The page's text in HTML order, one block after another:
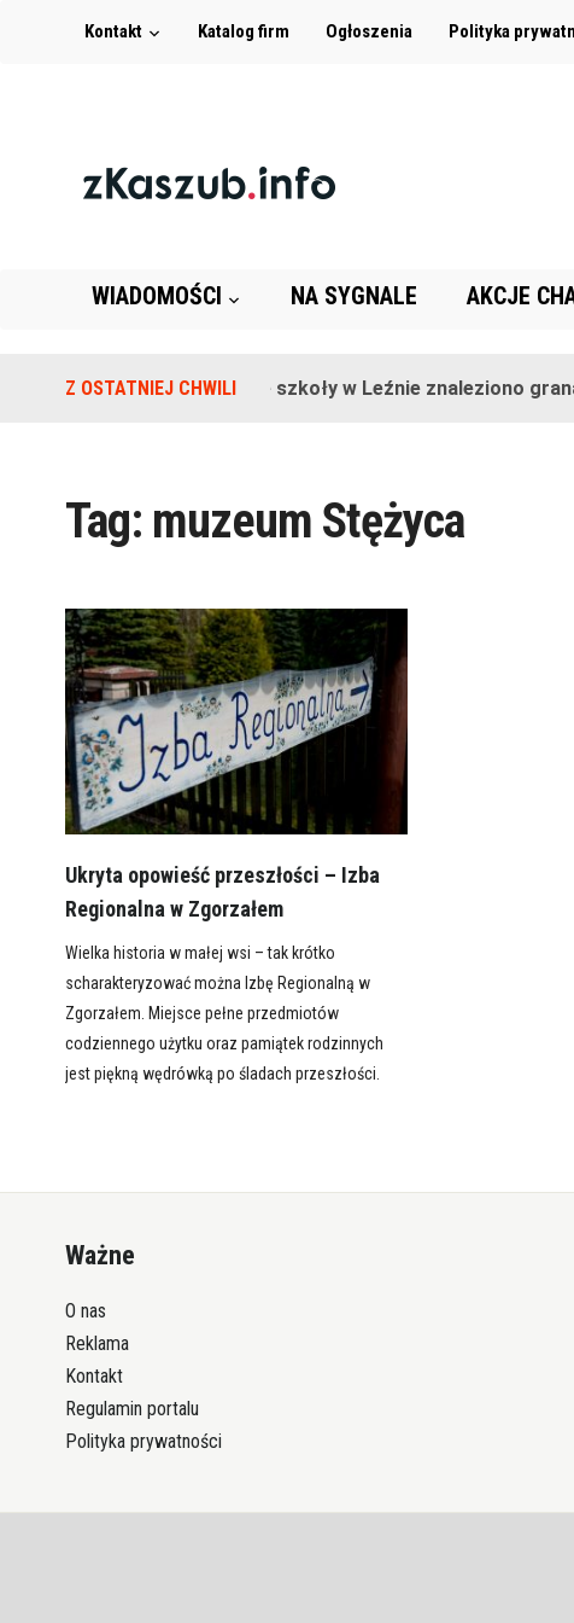
Kontakt Katalog firm Ogłoszenia Polityka
WIADOMOŚCI NA SYGNALE AKCJE
Z OSTATNIEJ CHWILINa terenie szkoły w Leźnie znaleziono
Tag: muzeum Stężyca
Ukryta opowieść przeszłości – Izba
Regionalna w Zgorzałem
Wielka historia w małej wsi – tak krótko
scharakteryzować można Izbę Regionalną w
Zgorzałem. Miejsce pełne przedmiotów
codziennego użytku oraz pamiątek rodzinnych
jest piękną wędrówką po śladach przeszłości.
Ważne
O nas
Reklama
Kontakt
Regulamin portalu
Polityka prywatności